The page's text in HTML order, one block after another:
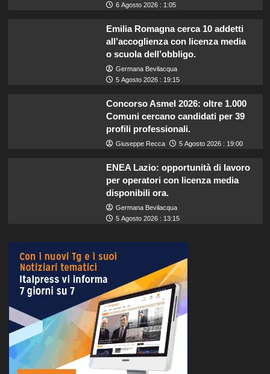
6 Agosto 2026 : 1:05
Emilia Romagna cerca 10 addetti
all’accoglienza con licenza media
o scuola dell’obbligo.
Germana Bevilacqua
5 Agosto 2026 : 19:15
Concorso Asmel 2026: oltre 1.000
Comuni cercano candidati per 39
profili professionali.
Giuseppe Recca 5 Agosto 2026 : 19:00
ENEA Lazio: opportunità di lavoro
per operatori con licenza media
disponibili ora.
Germana Bevilacqua
5 Agosto 2026 : 13:15